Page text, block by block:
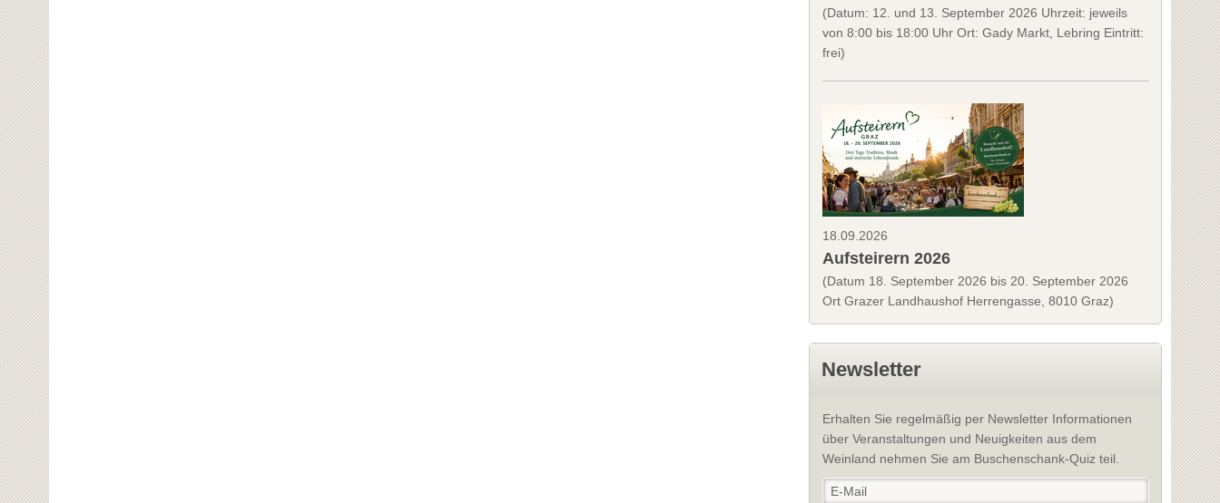
(Datum: 12. und 13. September 2026 Uhrzeit: jeweils
von 8:00 bis 18:00 Uhr Ort: Gady Markt, Lebring Eintritt:
frei)
18.09.2026
Aufsteirern 2026
(Datum 18. September 2026 bis 20. September 2026
Ort Grazer Landhaushof Herrengasse, 8010 Graz)
Newsletter
Erhalten Sie regelmäßig per Newsletter Informationen
über Veranstaltungen und Neuigkeiten aus dem
Weinland nehmen Sie am Buschenschank-Quiz teil.